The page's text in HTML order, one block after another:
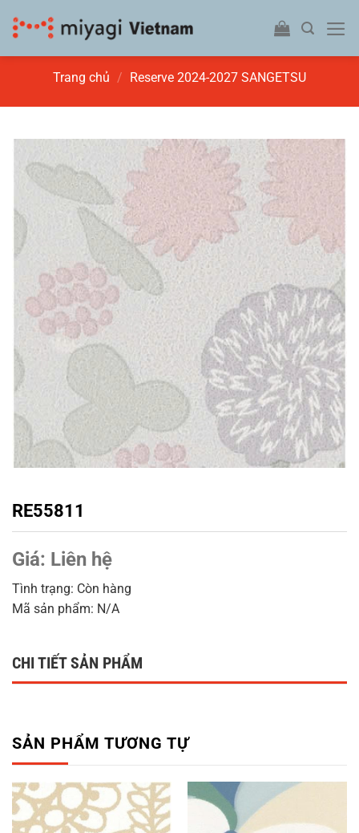
qua
Trang chủ / Reserve 2024-2027 SANGETSU
RE55811
Giá: Liên hệ
Tình trạng: Còn hàng
Mã sản phẩm: N/A
CHI TIẾT SẢN PHẨM
SẢN PHẨM TƯƠNG TỰ